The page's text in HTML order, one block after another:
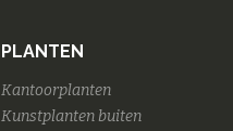
PLANTEN
Kantoorplanten
Kunstplanten buiten